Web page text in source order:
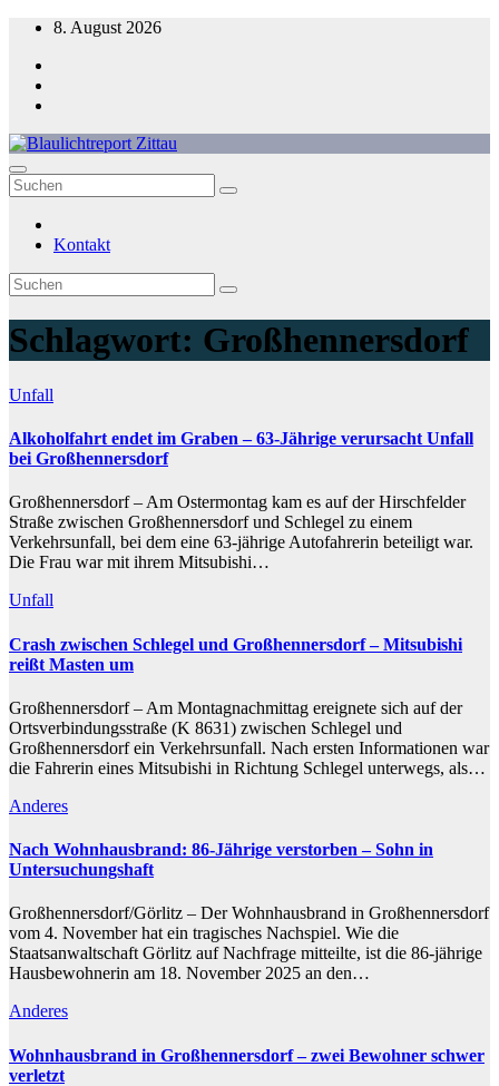
Zum
springen
8. August 2026
Blaulichtreport Zittau
Kontakt
Schlagwort: Großhennersdorf
Unfall
Alkoholfahrt endet im Graben – 63-Jährige verursacht Unfall
bei Großhennersdorf
Großhennersdorf – Am Ostermontag kam es auf der Hirschfelder
Straße zwischen Großhennersdorf und Schlegel zu einem
Verkehrsunfall, bei dem eine 63-jährige Autofahrerin beteiligt war.
Die Frau war mit ihrem Mitsubishi…
Unfall
Crash zwischen Schlegel und Großhennersdorf – Mitsubishi
reißt Masten um
Großhennersdorf – Am Montagnachmittag ereignete sich auf der
Ortsverbindungsstraße (K 8631) zwischen Schlegel und
Großhennersdorf ein Verkehrsunfall. Nach ersten Informationen war
die Fahrerin eines Mitsubishi in Richtung Schlegel unterwegs, als…
Anderes
Nach Wohnhausbrand: 86-Jährige verstorben – Sohn in
Untersuchungshaft
Großhennersdorf/Görlitz – Der Wohnhausbrand in Großhennersdorf
vom 4. November hat ein tragisches Nachspiel. Wie die
Staatsanwaltschaft Görlitz auf Nachfrage mitteilte, ist die 86-jährige
Hausbewohnerin am 18. November 2025 an den…
Anderes
Wohnhausbrand in Großhennersdorf – zwei Bewohner schwer
verletzt